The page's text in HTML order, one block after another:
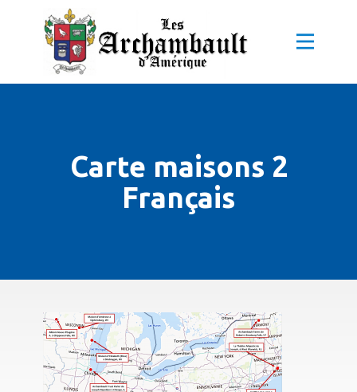
Carte maisons 2
Français